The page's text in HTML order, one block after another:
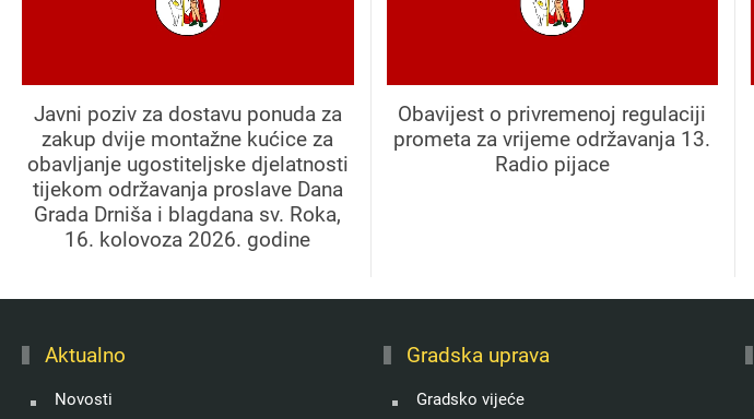
Javni poziv za dostavu ponuda za
zakup dvije montažne kućice za
obavljanje ugostiteljske djelatnosti
tijekom održavanja proslave Dana
Grada Drniša i blagdana sv. Roka,
16. kolovoza 2026. godine
Obavijest o privremenoj regulaciji
prometa za vrijeme održavanja 13.
Radio pijace
Aktualno
Novosti
Gradska uprava
Gradsko vijeće